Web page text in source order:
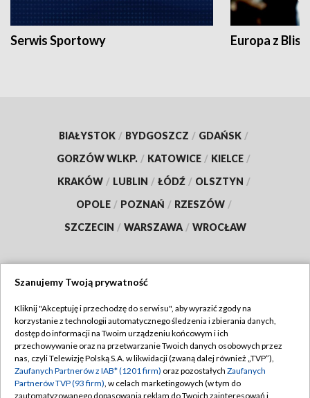
Serwis Sportowy Europa z
BIAŁYSTOK / BYDGOSZCZ / GDAŃSK /
GORZÓW WLKP. / KATOWICE / KIELCE /
KRAKÓW / LUBLIN / ŁÓDŹ / OLSZTYN /
OPOLE / POZNAŃ / RZESZÓW /
SZCZECIN / WARSZAWA / WROCŁAW
TVP
Abonament TVP
Emisja w TVP
Centrum informacji TVP
Regulamin TVP
Polityka prywatności
Moje zgody
Szanujemy Twoją prywatność
Kliknij "Akceptuję i przechodzę do serwisu", aby wyrazić zgody na
korzystanie z technologii automatycznego śledzenia i zbierania danych,
dostęp do informacji na Twoim urządzeniu końcowym i ich
przechowywanie oraz na przetwarzanie Twoich danych osobowych przez
nas, czyli Telewizję Polską S.A. w likwidacji (zwaną dalej również „TVP”),
Zaufanych Partnerów z IAB* (1201 firm) oraz pozostałych Zaufanych
Partnerów TVP (93 firm), w celach marketingowych (w tym do
zautomatyzowanego dopasowania reklam do Twoich zainteresowań i